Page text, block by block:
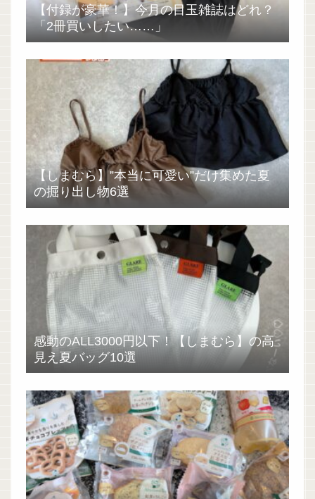
【付録が豪華！】今月の目玉雑誌はどれ？
「2冊買いしたい……」
【しまむら】”本当に可愛い”だけ集めた夏
の掘り出し物6選
感動のALL3000円以下！【しまむら】の高
見え夏バッグ10選